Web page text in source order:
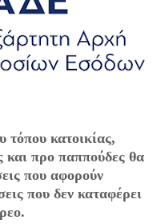
τόπου κατοικίας,
και προ παππούδες θα
που αφορούν
που δεν καταφέρει